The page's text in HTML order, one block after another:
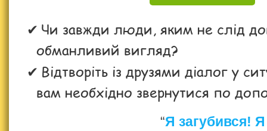
Чи завжди люди, яким не слід
обманливий вигляд?
Відтворіть із друзями діалог у
вам необхідно звернутися по
“Я загубився!